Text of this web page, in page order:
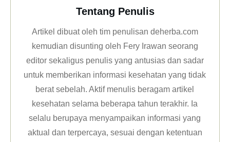
Tentang Penulis
Artikel dibuat oleh tim penulisan deherba.com
kemudian disunting oleh Fery Irawan seorang
editor sekaligus penulis yang antusias dan sadar
untuk memberikan informasi kesehatan yang tidak
berat sebelah. Aktif menulis beragam artikel
kesehatan selama beberapa tahun terakhir. Ia
selalu berupaya menyampaikan informasi yang
aktual dan terpercaya, sesuai dengan ketentuan